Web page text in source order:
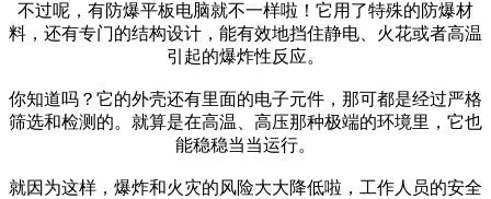
不过呢，有防爆平板电脑就不一样啦！它用了特殊的防爆材
料，还有专门的结构设计，能有效地挡住静电、火花或者高温
引起的爆炸性反应。
你知道吗？它的外壳还有里面的电子元件，那可都是经过严格
筛选和检测的。就算是在高温、高压那种极端的环境里，它也
能稳稳当当运行。
就因为这样，爆炸和火灾的风险大大降低啦，工作人员的安全